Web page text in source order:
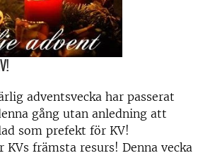
adventsvecka har passerat
gång utan anledning att
som prefekt för KV!
KVs främsta resurs! Denna vecka